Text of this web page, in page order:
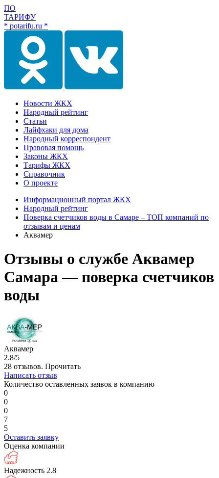
ПО
ТАРИФУ
* potarifu.ru *
Новости ЖКХ
Народный рейтинг
Статьи
Лайфхаки для дома
Народный корреспондент
Правовая помощь
Законы ЖКХ
Тарифы ЖКХ
Справочник
О проекте
Информационный портал ЖКХ
Народный рейтинг
Поверка счетчиков воды в Самаре – ТОП компаний по
отзывам и ценам
Аквамер
Отзывы о службе Аквамер
Самара — поверка счетчиков
воды
Аквамер
2.8/5
28 отзывов. Прочитать
Написать отзыв
Количество оставленных заявок в компанию
0
0
0
7
5
Оставить заявку
Оценка компании
Надежность 2.8